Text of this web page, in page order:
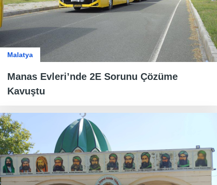
Malatya
Manas Evleri’nde 2E Sorunu Çözüme
Kavuştu